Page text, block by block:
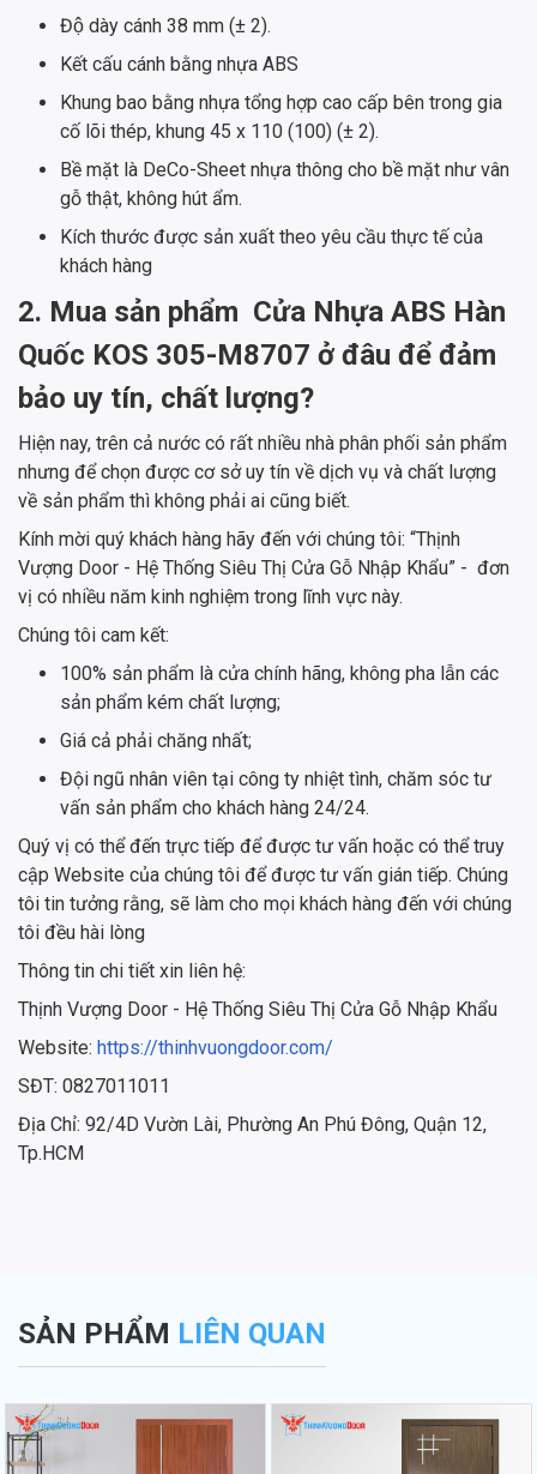
Độ dày cánh 38 mm (± 2).
Kết cấu cánh bằng nhựa ABS
Khung bao bằng nhựa tổng hợp cao cấp bên trong gia
cố lõi thép, khung 45 x 110 (100) (± 2).
Bề mặt là DeCo-Sheet nhựa thông cho bề mặt như vân
gỗ thật, không hút ẩm.
Kích thước được sản xuất theo yêu cầu thực tế của
khách hàng
2. Mua sản phẩm Cửa Nhựa ABS Hàn
Quốc KOS 305-M8707 ở đâu để đảm
bảo uy tín, chất lượng?
Hiện nay, trên cả nước có rất nhiều nhà phân phối sản phẩm
nhưng để chọn được cơ sở uy tín về dịch vụ và chất lượng
về sản phẩm thì không phải ai cũng biết.
Kính mời quý khách hàng hãy đến với chúng tôi: “Thịnh
Vượng Door - Hệ Thống Siêu Thị Cửa Gỗ Nhập Khẩu” - đơn
vị có nhiều năm kinh nghiệm trong lĩnh vực này.
Chúng tôi cam kết:
100% sản phẩm là cửa chính hãng, không pha lẫn các
sản phẩm kém chất lượng;
Giá cả phải chăng nhất;
Đội ngũ nhân viên tại công ty nhiệt tình, chăm sóc tư
vấn sản phẩm cho khách hàng 24/24.
Quý vị có thể đến trực tiếp để được tư vấn hoặc có thể truy
cập Website của chúng tôi để được tư vấn gián tiếp. Chúng
tôi tin tưởng rằng, sẽ làm cho mọi khách hàng đến với chúng
tôi đều hài lòng
Thông tin chi tiết xin liên hệ:
Thịnh Vượng Door - Hệ Thống Siêu Thị Cửa Gỗ Nhập Khẩu
Website: https://thinhvuongdoor.com/
SĐT: 0827011011
Địa Chỉ: 92/4D Vườn Lài, Phường An Phú Đông, Quận 12,
Tp.HCM
SẢN PHẨM LIÊN QUAN